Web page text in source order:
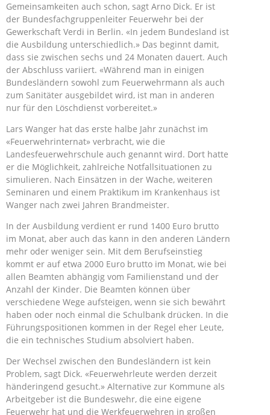
Gemeinsamkeiten auch schon, sagt Arno Dick. Er ist
der Bundesfachgruppenleiter Feuerwehr bei der
Gewerkschaft Verdi in Berlin. «In jedem Bundesland ist
die Ausbildung unterschiedlich.» Das beginnt damit,
dass sie zwischen sechs und 24 Monaten dauert. Auch
der Abschluss variiert. «Während man in einigen
Bundesländern sowohl zum Feuerwehrmann als auch
zum Sanitäter ausgebildet wird, ist man in anderen
nur für den Löschdienst vorbereitet.»
Lars Wanger hat das erste halbe Jahr zunächst im
«Feuerwehrinternat» verbracht, wie die
Landesfeuerwehrschule auch genannt wird. Dort hatte
er die Möglichkeit, zahlreiche Notfallsituationen zu
simulieren. Nach Einsätzen in der Wache, weiteren
Seminaren und einem Praktikum im Krankenhaus ist
Wanger nach zwei Jahren Brandmeister.
In der Ausbildung verdient er rund 1400 Euro brutto
im Monat, aber auch das kann in den anderen Ländern
mehr oder weniger sein. Mit dem Berufseinstieg
kommt er auf etwa 2000 Euro brutto im Monat, wie bei
allen Beamten abhängig vom Familienstand und der
Anzahl der Kinder. Die Beamten können über
verschiedene Wege aufsteigen, wenn sie sich bewährt
haben oder noch einmal die Schulbank drücken. In die
Führungspositionen kommen in der Regel eher Leute,
die ein technisches Studium absolviert haben.
Der Wechsel zwischen den Bundesländern ist kein
Problem, sagt Dick. «Feuerwehrleute werden derzeit
händeringend gesucht.» Alternative zur Kommune als
Arbeitgeber ist die Bundeswehr, die eine eigene
Feuerwehr hat und die Werkfeuerwehren in großen